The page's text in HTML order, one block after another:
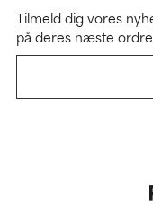
Tilmeld dig vores
på deres næste